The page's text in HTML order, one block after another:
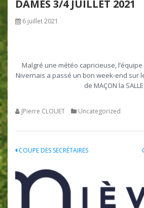
DAMES 3/4 JUILLET 2021
6 juillet 2021
Malgré une météo capricieuse,
Nivernais a passé un bon week-end sur
de MAÇON la SALLE
JPierre CLOUET Uncategorized
Navigation
de
l’article
COUPE DES SECRÉTAIRES